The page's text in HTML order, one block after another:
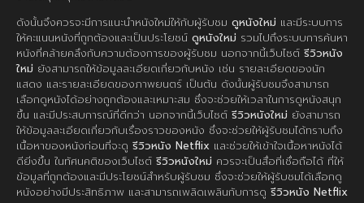
ดังนั้นจึงควรจะมีการแนะนำหนังใหม่ให้กับผู้รับชม ดูหนังใหม่ และมีระบบการ
ให้คะแนนหนังที่ถูกต้องและเป็นประโยชน์ ดูหนังใหม่ รวมไปถึงระบบการค้นหา
หนังที่คล้ายคลึงกับความต้องการของผู้รับชม นอกจากนี้เว็บไซต์ รีวิวหนัง
ใหม่ ยังสามารถให้ข้อมูลละเอียดเกี่ยวกับหนัง เช่น รายละเอียดของนัก
แสดง และรายละเอียดของภาพยนตร์ เป็นต้น ดังนั้นผู้รับชมจึงสามารถ
เลือกดูหนังได้อย่างถูกต้องและเหมาะสม ซึ่งจะช่วยให้เวลาในการดูหนังสนุก
ขึ้น และมีประสบการณ์ที่ดีกว่า นอกจากนี้เว็บไซต์ รีวิวหนังใหม่ ยังสามารถ
ให้ข้อมูลละเอียดเกี่ยวกับเรื่องราวของหนัง ซึ่งจะช่วยให้ผู้รับชมได้ทราบถึง
เนื้อหาของหนังก่อนที่จะดู รีวิวหนัง Netflix และช่วยให้เข้าใจเนื้อหาหนังได้
ดียิ่งขึ้น ในทัศนคติของเว็บไซต์ รีวิวหนังใหม่ ควรจะเป็นสื่อที่เชื่อถือได้ ที่ให้
ข้อมูลที่ถูกต้องและมีประโยชน์สำหรับผู้รับชม ซึ่งจะช่วยให้ผู้รับชมได้เลือกดู
หนังอย่างมีประสิทธิภาพ และสามารถเพลิดเพลินกับการดู รีวิวหนัง Netflix